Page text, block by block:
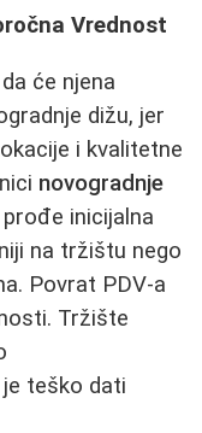
Vrednost
će njena
dižu, jer
i kvalitetne
novogradnje
inicijalna
na tržištu nego
Povrat PDV-a
Tržište
teško dati